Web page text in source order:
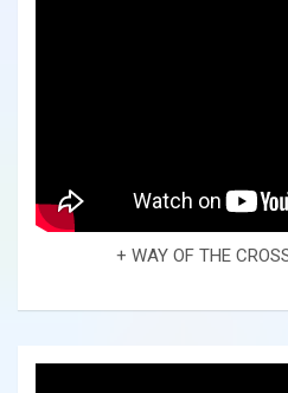
+ WAY OF THE